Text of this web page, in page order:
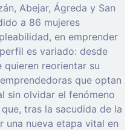
Abejar, Ágreda y San
a 86 mujeres
en emprender
es variado: desde
quieren reorientar su
que optan
sin olvidar el fenómeno
tras la sacudida de la
una nueva etapa vital en